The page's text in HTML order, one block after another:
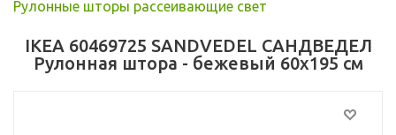
Рулонные шторы рассеивающие свет
IKEA 60469725 SANDVEDEL САНДВЕДЕЛ
Рулонная штора - бежевый 60x195 см